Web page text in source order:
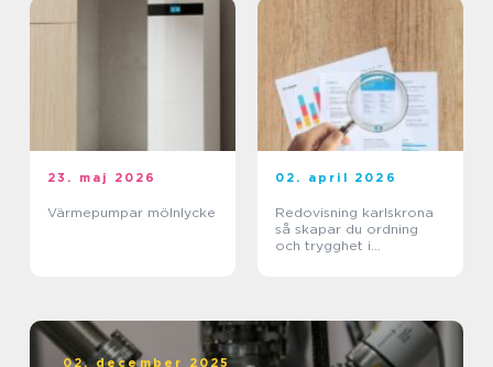
23. maj 2026
Värmepumpar mölnlycke
02. april 2026
Redovisning karlskrona
så skapar du ordning
och trygghet i
02. december 2025